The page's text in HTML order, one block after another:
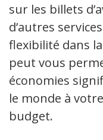
sur les billets
d’autres
flexibilité dans
peut vous
économies
le monde à
budget.